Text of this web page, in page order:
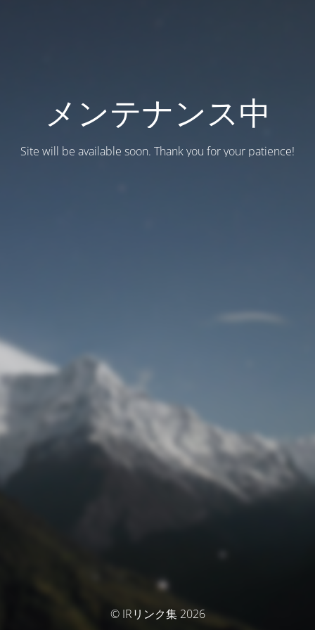
メンテナンス中
Site will be available soon. Thank you for your patience!
© IRリンク集 2026